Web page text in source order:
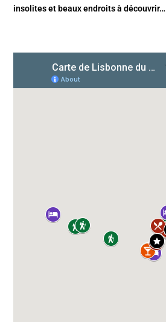
insolites et beaux endroits à découvrir…